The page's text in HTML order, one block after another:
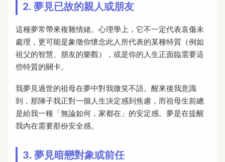
2. 夢見已故的親人或朋友
這種夢常帶來複雜情緒。心理學上，它不一定代表哀傷未
處理，更可能是象徵你懷念此人所代表的某種特質（例如
祖父的智慧、朋友的樂觀），或是你的人生正面臨需要這
些特質的關卡。
我夢見過世的祖母在夢中對我微笑不語。醒來後我意識
到，那陣子我正對一個人生決定感到焦慮，而祖母生前總
是給我一種「無論如何，家都在」的安定感。夢是在提醒
我內在需要那份安全感。
3. 夢見暗戀對象或前任